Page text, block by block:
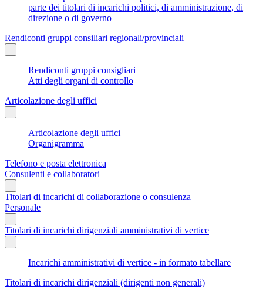
parte dei titolari di incarichi politici, di amministrazione, di
direzione o di governo
Rendiconti gruppi consiliari regionali/provinciali
Rendiconti gruppi consigliari
Atti degli organi di controllo
Articolazione degli uffici
Articolazione degli uffici
Organigramma
Telefono e posta elettronica
Consulenti e collaboratori
Titolari di incarichi di collaborazione o consulenza
Personale
Titolari di incarichi dirigenziali amministrativi di vertice
Incarichi amministrativi di vertice - in formato tabellare
Titolari di incarichi dirigenziali (dirigenti non generali)